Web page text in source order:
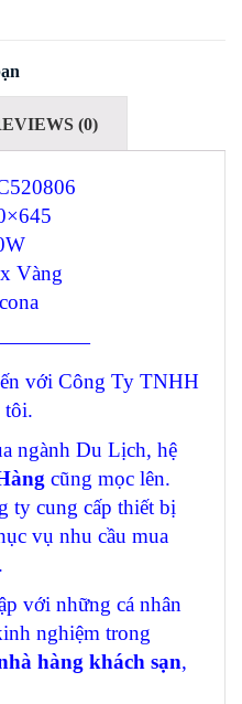
(0)
Vàng
với Công Ty TNHH
tôi.
ngành Du Lịch, hệ
cũng mọc lên.
ty cung cấp thiết bị
vụ nhu cầu mua
với những cá nhân
nghiệm trong
hàng khách sạn,